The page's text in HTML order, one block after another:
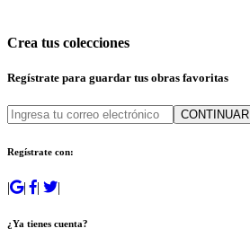
Crea tus colecciones
Regístrate para guardar tus obras favoritas
CONTINUAR
Regístrate con:
| | | |
¿Ya tienes cuenta?